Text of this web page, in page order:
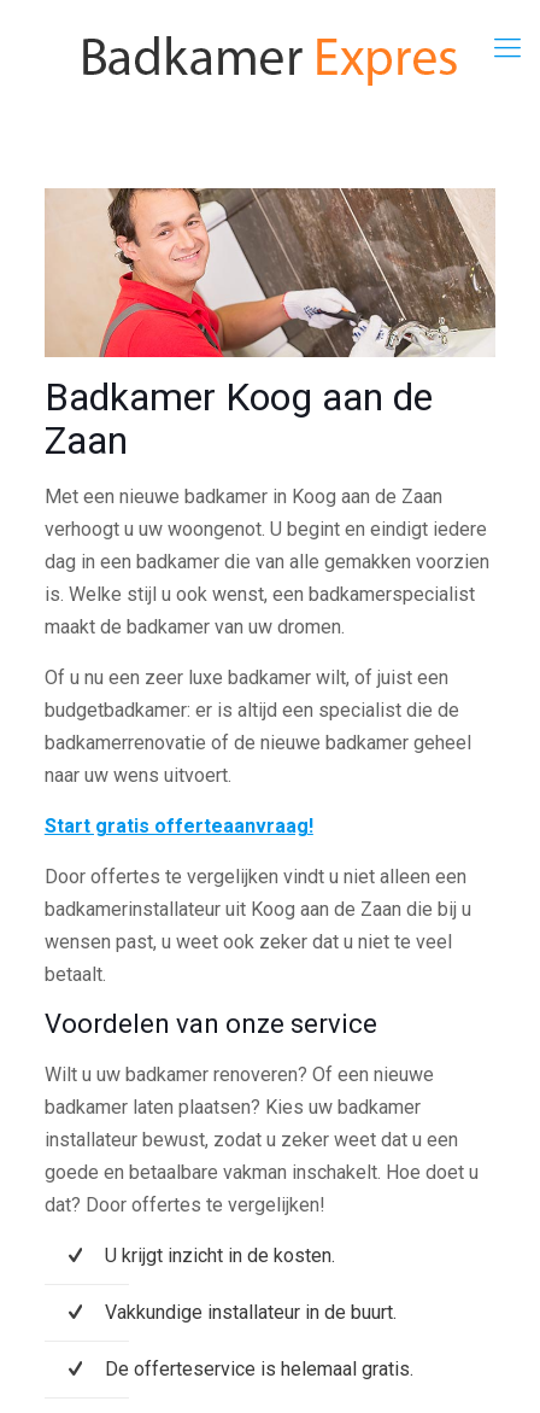
Badkamer Koog aan de
Zaan
Met een nieuwe badkamer in Koog aan de Zaan
verhoogt u uw woongenot. U begint en eindigt iedere
dag in een badkamer die van alle gemakken voorzien
is. Welke stijl u ook wenst, een badkamerspecialist
maakt de badkamer van uw dromen.
Of u nu een zeer luxe badkamer wilt, of juist een
budgetbadkamer: er is altijd een specialist die de
badkamerrenovatie of de nieuwe badkamer geheel
naar uw wens uitvoert.
Start gratis offerteaanvraag!
Door offertes te vergelijken vindt u niet alleen een
badkamerinstallateur uit Koog aan de Zaan die bij u
wensen past, u weet ook zeker dat u niet te veel
betaalt.
Voordelen van onze service
Wilt u uw badkamer renoveren? Of een nieuwe
badkamer laten plaatsen? Kies uw badkamer
installateur bewust, zodat u zeker weet dat u een
goede en betaalbare vakman inschakelt. Hoe doet u
dat? Door offertes te vergelijken!
U krijgt inzicht in de kosten.
Vakkundige installateur in de buurt.
De offerteservice is helemaal gratis.